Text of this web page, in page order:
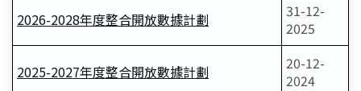
2026-2028年度整合開放數據計劃
31-12-
2025
2025-2027年度整合開放數據計劃
20-12-
2024